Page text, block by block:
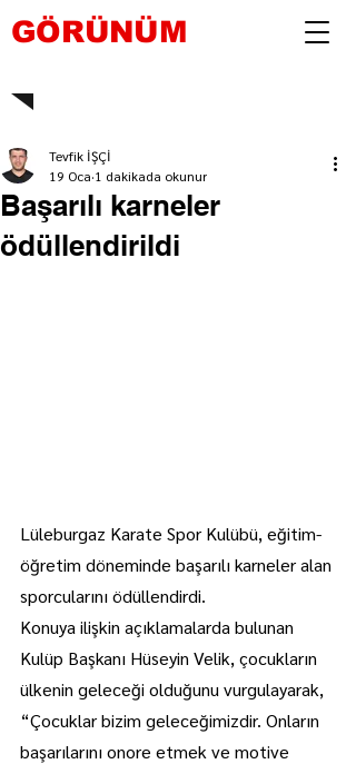
GÖRÜNÜM
Başarılı karneler
ödüllendirildi
Tevfik İŞÇİ
19 Oca 1 dakikada okunur
Lüleburgaz Karate Spor Kulübü, eğitim-
öğretim döneminde başarılı karneler alan
sporcularını ödüllendirdi.
Konuya ilişkin açıklamalarda bulunan
Kulüp Başkanı Hüseyin Velik, çocukların
ülkenin geleceği olduğunu vurgulayarak,
“Çocuklar bizim geleceğimizdir. Onların
başarılarını onore etmek ve motive